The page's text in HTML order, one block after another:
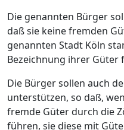
Die genannten Bürger
daß sie keine fremden
genannten Stadt Köln
Bezeichnung ihrer Güter
Die Bürger sollen auch
unterstützen, so daß,
fremde Güter durch die
führen, sie diese mit